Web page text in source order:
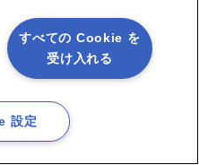
ーザーの方
ザーサイト
問合せもこちらで受付ています。
すべての Cookie を
受け入れる
設定